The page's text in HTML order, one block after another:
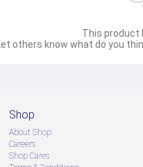
This product
Let others know what do you
Shop
About Shop
Careers
Shop Cares